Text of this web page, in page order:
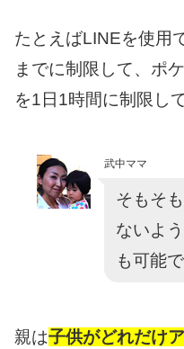
たとえばLINEを使用
までに制限して、ポ
を1日1時間に制限し
武中ママ
そもそ
ないよ
も可能で
親は子供がどれだけ